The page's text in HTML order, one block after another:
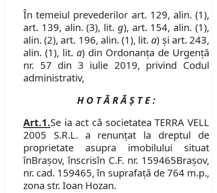
În temeiul prevederilor art. 129, alin. (1),
art. 139, alin.(3), lit. g), art. 154, alin. (1),
alin. (2), art. 196, alin. (1), lit. a) și art. 243,
alin. (1), lit. a) din Ordonanța de Urgență
nr. 57 din 3 iulie 2019, privind Codul
administrativ,
H O T Ă R Ă Ş T E :
Art.1.Se ia act că societatea TERRA VELL
2005 S.R.L. a renunțat la dreptul de
proprietate asupra imobilului situat
înBraşov, înscrisîn C.F. nr. 159465Brașov,
nr. cad. 159465, în suprafață de 764 m.p.,
zona str. Ioan Hozan.